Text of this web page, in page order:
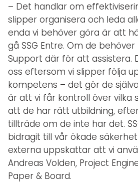
– Det handlar om
slipper organisera och leda
enda vi behöver göra är att
gå SSG Entre. Om de behöver
Support där för att assistera.
oss eftersom vi slipper följa
kompetens – det gör de
är att vi får kontroll över vilka
att de har rätt utbildning,
tillträde om de inte har det.
bidragit till vår ökade
externa uppskattar att vi
Andreas Volden, Project
Paper & Board.